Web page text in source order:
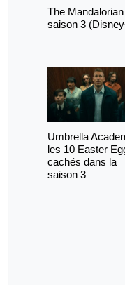
The Mandalorian
saison 3
Umbrella
les 10 Easter
cachés dans la
saison 3